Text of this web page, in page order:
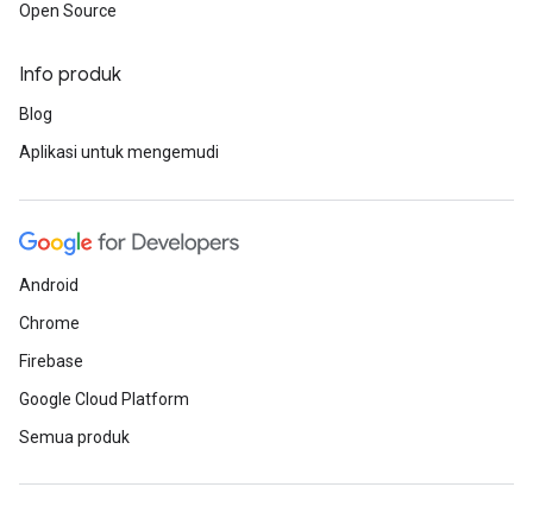
Open Source
Info produk
Blog
Aplikasi untuk mengemudi
Android
Chrome
Firebase
Google Cloud Platform
Semua produk